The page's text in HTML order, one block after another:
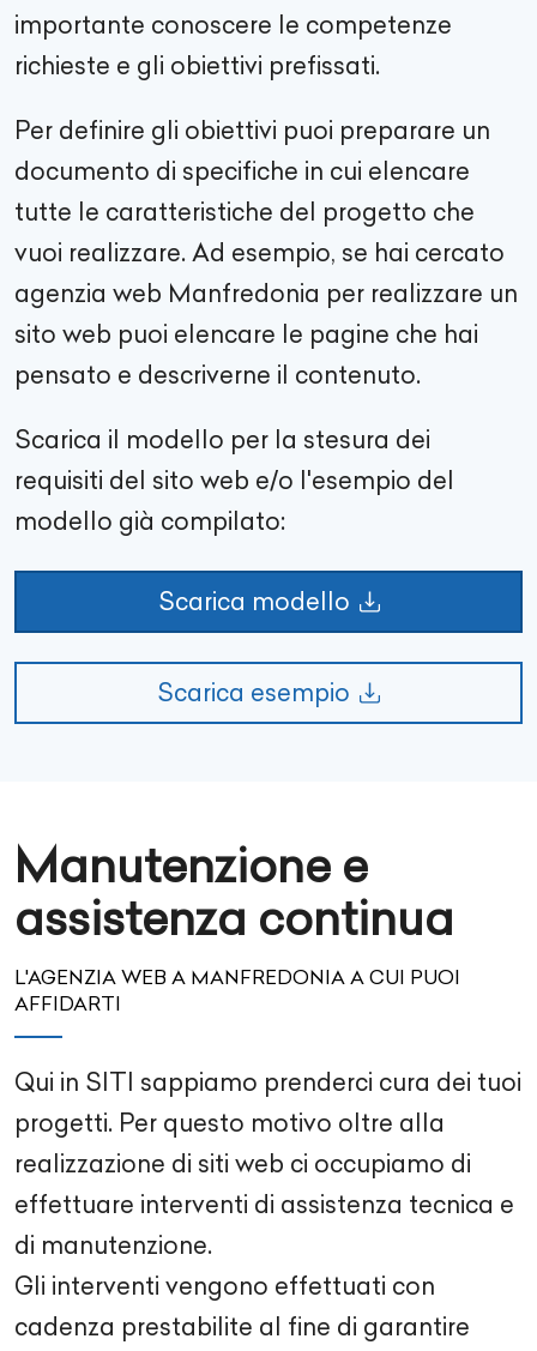
importante conoscere le competenze
richieste e gli obiettivi prefissati.
Per definire gli obiettivi puoi preparare un
documento di specifiche in cui elencare
tutte le caratteristiche del progetto che
vuoi realizzare. Ad esempio, se hai cercato
agenzia web Manfredonia per realizzare un
sito web puoi elencare le pagine che hai
pensato e descriverne il contenuto.
Scarica il modello per la stesura dei
requisiti del sito web e/o l'esempio del
modello già compilato:
Scarica modello
Scarica esempio
Manutenzione e
assistenza continua
L'AGENZIA WEB A MANFREDONIA A CUI PUOI
AFFIDARTI
Qui in SITI sappiamo prenderci cura dei tuoi
progetti. Per questo motivo oltre alla
realizzazione di siti web ci occupiamo di
effettuare interventi di assistenza tecnica e
di manutenzione.
Gli interventi vengono effettuati con
cadenza prestabilite al fine di garantire